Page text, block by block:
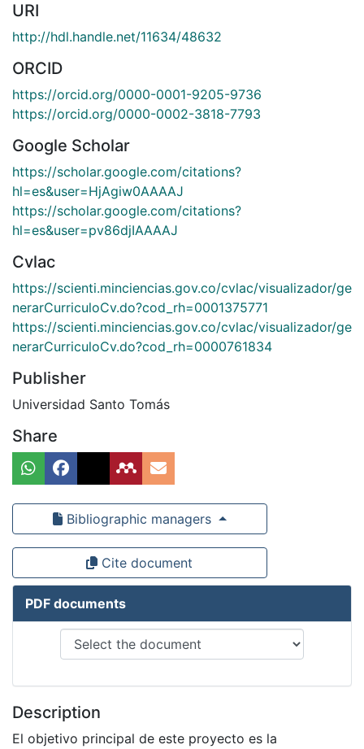
URI
http://hdl.handle.net/11634/48632
ORCID
https://orcid.org/0000-0001-9205-9736
https://orcid.org/0000-0002-3818-7793
Google Scholar
https://scholar.google.com/citations?
hl=es&user=HjAgiw0AAAAJ
https://scholar.google.com/citations?
hl=es&user=pv86djIAAAAJ
Cvlac
https://scienti.minciencias.gov.co/cvlac/visualizador/ge
nerarCurriculoCv.do?cod_rh=0001375771
https://scienti.minciencias.gov.co/cvlac/visualizador/ge
nerarCurriculoCv.do?cod_rh=0000761834
Publisher
Universidad Santo Tomás
Share
Bibliographic managers
Cite document
PDF documents
Description
El objetivo principal de este proyecto es la